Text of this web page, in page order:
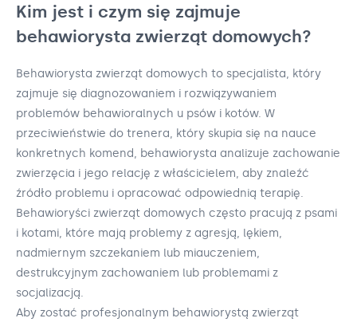
Kim jest i czym się zajmuje
behawiorysta zwierząt domowych?
Behawiorysta zwierząt domowych to specjalista, który
zajmuje się diagnozowaniem i rozwiązywaniem
problemów behawioralnych u psów i kotów. W
przeciwieństwie do trenera, który skupia się na nauce
konkretnych komend, behawiorysta analizuje zachowanie
zwierzęcia i jego relację z właścicielem, aby znaleźć
źródło problemu i opracować odpowiednią terapię.
Behawioryści zwierząt domowych często pracują z psami
i kotami, które mają problemy z agresją, lękiem,
nadmiernym szczekaniem lub miauczeniem,
destrukcyjnym zachowaniem lub problemami z
socjalizacją.
Aby zostać profesjonalnym behawiorystą zwierząt